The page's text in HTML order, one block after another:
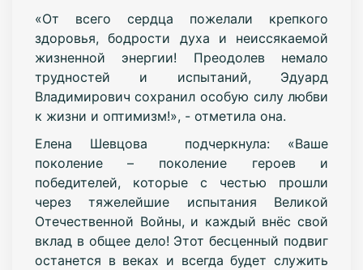
«От всего сердца пожелали крепкого
здоровья, бодрости духа и неиссякаемой
жизненной энергии! Преодолев немало
трудностей и испытаний, Эдуард
Владимирович сохранил особую силу любви
к жизни и оптимизм!», - отметила она.
Елена Шевцова подчеркнула: «Ваше
поколение – поколение героев и
победителей, которые с честью прошли
через тяжелейшие испытания Великой
Отечественной Войны, и каждый внёс свой
вклад в общее дело! Этот бесценный подвиг
останется в веках и всегда будет служить